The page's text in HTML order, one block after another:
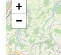
+
−